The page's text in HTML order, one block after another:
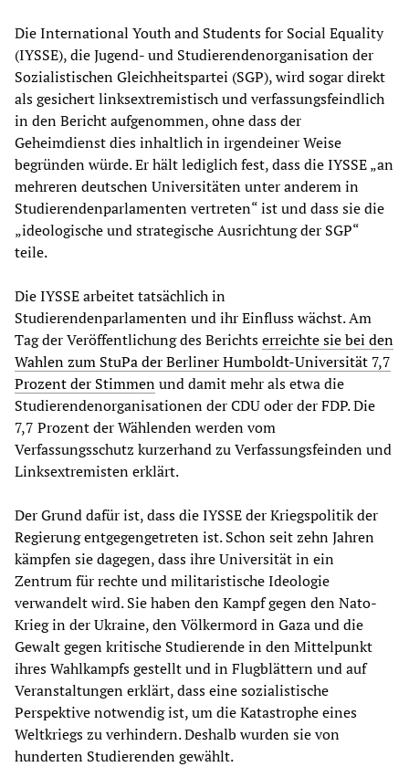
Die International Youth and Students for Social Equality
(IYSSE), die Jugend- und Studierendenorganisation der
Sozialistischen Gleichheitspartei (SGP), wird sogar direkt
als gesichert linksextremistisch und verfassungsfeindlich
in den Bericht aufgenommen, ohne dass der
Geheimdienst dies inhaltlich in irgendeiner Weise
begründen würde. Er hält lediglich fest, dass die IYSSE „an
mehreren deutschen Universitäten unter anderem in
Studierendenparlamenten vertreten“ ist und dass sie die
„ideologische und strategische Ausrichtung der SGP“
teile.
Die IYSSE arbeitet tatsächlich in
Studierendenparlamenten und ihr Einfluss wächst. Am
Tag der Veröffentlichung des Berichtserreichte sie bei den
Wahlen zum StuPa der Berliner Humboldt-Universität 7,7
Prozent der Stimmenund damit mehr als etwa die
Studierendenorganisationen der CDU oder der FDP. Die
7,7 Prozent der Wählenden werden vom
Verfassungsschutz kurzerhand zu Verfassungsfeinden und
Linksextremisten erklärt.
Der Grund dafür ist, dass die IYSSE der Kriegspolitik der
Regierung entgegengetreten ist. Schon seit zehn Jahren
kämpfen sie dagegen, dass ihre Universität in ein
Zentrum für rechte und militaristische Ideologie
verwandelt wird. Sie haben den Kampf gegen den Nato-
Krieg in der Ukraine, den Völkermord in Gaza und die
Gewalt gegen kritische Studierende in den Mittelpunkt
ihres Wahlkampfs gestellt und in Flugblättern und auf
Veranstaltungen erklärt, dass eine sozialistische
Perspektive notwendig ist, um die Katastrophe eines
Weltkriegs zu verhindern. Deshalb wurden sie von
hunderten Studierenden gewählt.